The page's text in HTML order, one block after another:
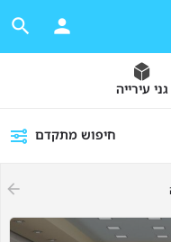
גני עירייה
חיפוש מתקדם